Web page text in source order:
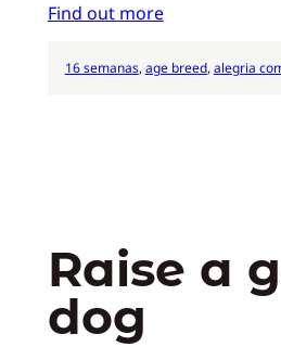
Find out more
16 semanas, age breed, alegria
Raise a
dog